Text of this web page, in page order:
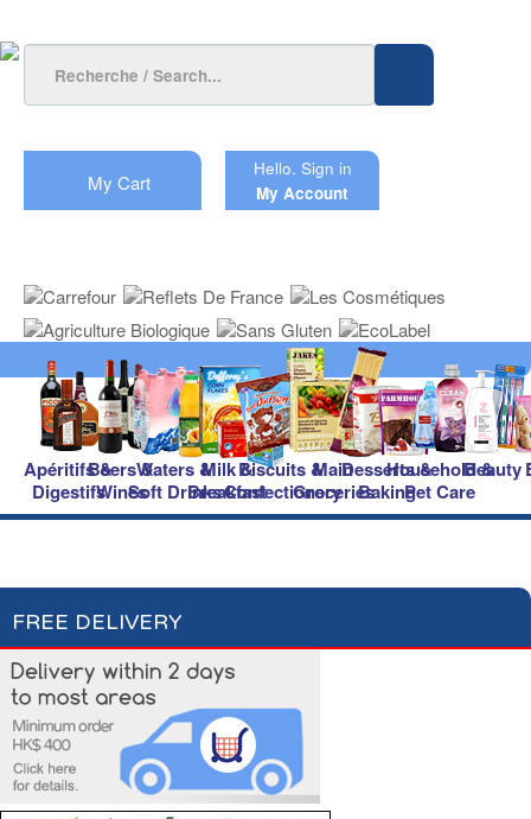
My Cart
Hello. Sign in
My Account
Apéritifs &
Digestifs
Beers &
Wines
Waters &
Soft Drinks
Milk &
Breakfast
Biscuits &
Confectionery
Main
Groceries
Desserts &
Baking
Household &
Pet Care
Beauty
FREE DELIVERY